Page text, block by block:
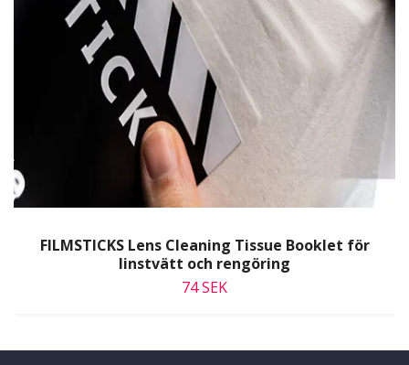
FILMSTICKS Lens Cleaning Tissue Booklet för
linstvätt och rengöring
74 SEK